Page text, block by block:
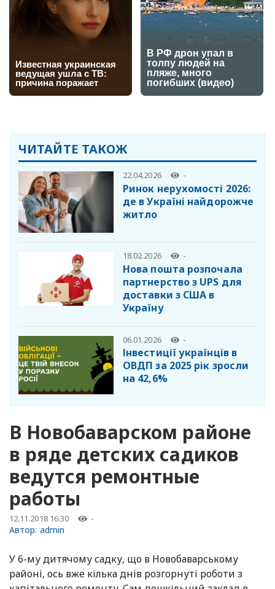
ЧИТАЙТЕ ТАКОЖ
22.04.2026 -
Ринок нерухомості 2026:
де в Україні найдорожче
житло
18.02.2026 -
Нова пошта розпочала
партнерство з UPS для
доставки з США в
Україну
06.01.2026 -
Інвестиції українців в
ОВДП за 2025 рік зросли
на 42,6%
В Новобаварском районе
в ряде детских садиков
ведутся ремонтные
работы
12.11.2018 16:30 -
Автор: admin
У 6-му дитячому садку, що в Новобаварському
районі, ось вже кілька днів розгорнуті роботи з